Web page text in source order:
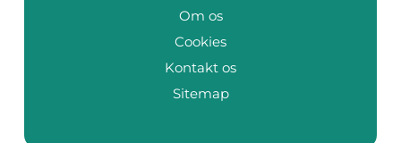
Om os
Cookies
Kontakt os
Sitemap